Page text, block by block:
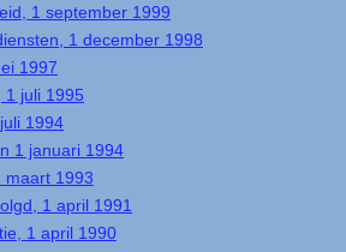
1 september 1999
1 december 1998
1997
1 juli 1995
1994
1 januari 1994
maart 1993
1 april 1991
1 april 1990